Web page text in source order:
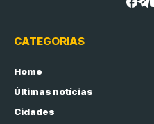
CATEGORIAS
Home
Últimas notícias
Cidades